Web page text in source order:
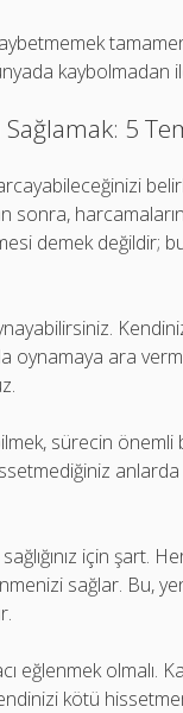
kaybolmadan
5
demek değildir;
oynamaya ara
sürecin önemli
için şart.
sağlar. Bu,
eğlenmek olmalı.
kötü